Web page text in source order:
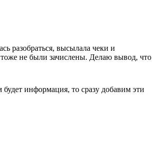
разобраться, высылала чеки и
тоже не были зачислены. Делаю вывод, что
информация, то сразу добавим эти